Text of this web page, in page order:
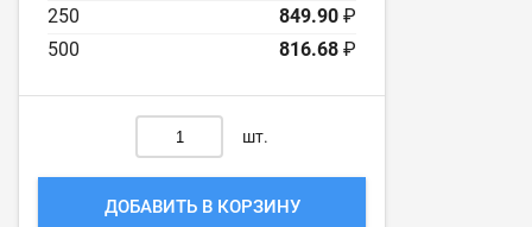
250
849.90 ₽
500
816.68 ₽
шт.
ДОБАВИТЬ В КОРЗИНУ